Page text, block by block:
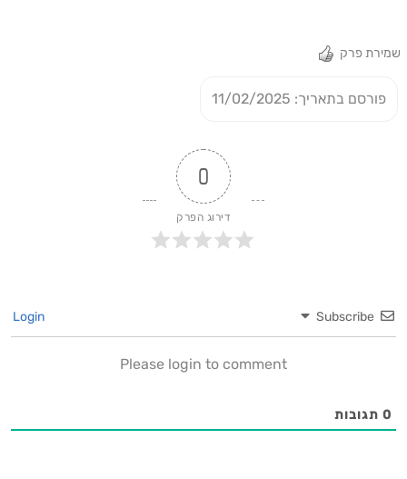
שמירת פרק
פורסם בתאריך: 11/02/2025
0
דירוג הפרק
Subscribe
Please login to comment
0 תגובות